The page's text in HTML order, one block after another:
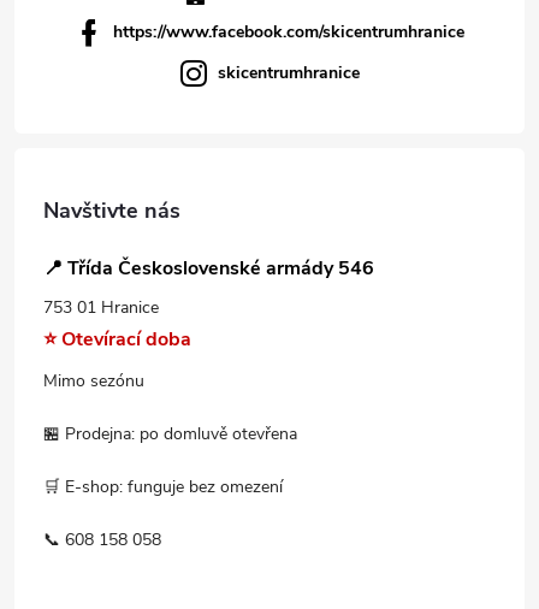
https://www.facebook.com/skicentrumhranice
skicentrumhranice
Navštivte nás
📍 Třída Československé armády 546
753 01 Hranice
⭐ Otevírací doba
Mimo sezónu
🏪 Prodejna: po domluvě otevřena
🛒 E-shop: funguje bez omezení
📞 608 158 058